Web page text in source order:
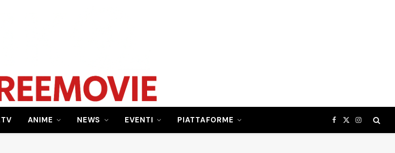
ANIME NEWS EVENTI PIATTAFORME Facebook
X
(Twitter)
Instagram